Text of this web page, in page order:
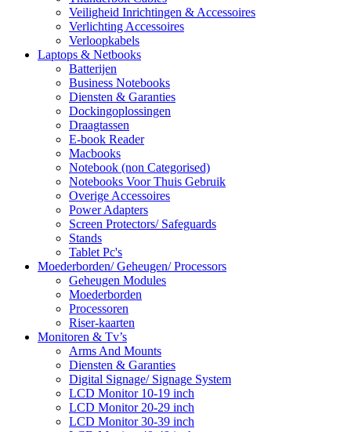
Veiligheid Inrichtingen & Accessoires
Verlichting Accessoires
Verloopkabels
Laptops & Netbooks
Batterijen
Business Notebooks
Diensten & Garanties
Dockingoplossingen
Draagtassen
E-book Reader
Macbooks
Notebook (non Categorised)
Notebooks Voor Thuis Gebruik
Overige Accessoires
Power Adapters
Screen Protectors/ Safeguards
Stands
Tablet Pc's
Moederborden/ Geheugen/ Processors
Geheugen Modules
Moederborden
Processoren
Riser-kaarten
Monitoren & Tv’s
Arms And Mounts
Diensten & Garanties
Digital Signage/ Signage System
LCD Monitor 10-19 inch
LCD Monitor 20-29 inch
LCD Monitor 30-39 inch